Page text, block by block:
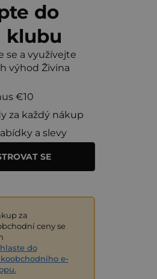
do
klubu
se a využívejte
výhod Živina
€10
za každý nákup
a slevy
SE
za
ceny se
do
e-